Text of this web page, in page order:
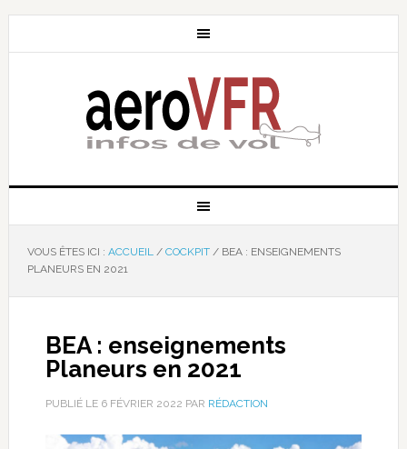
VOUS ÊTES ICI : ACCUEIL / COCKPIT /BEA : ENSEIGNEMENTS
PLANEURS EN 2021
BEA : enseignements
Planeurs en 2021
PUBLIÉ LE 6 FÉVRIER 2022 PAR RÉDACTION